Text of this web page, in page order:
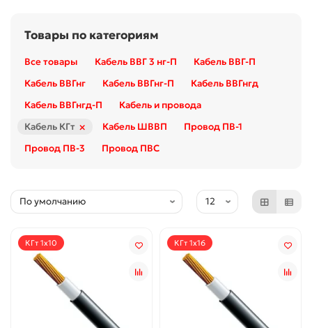
Товары по категориям
Все товары Кабель ВВГ 3 нг-П
Кабель ВВГ-П
Кабель ВВГнг
Кабель ВВГнг-П
Кабель ВВГнгд
Кабель ВВГнгд-П
Кабель и провода
Кабель КГт × Кабель ШВВП
Провод ПВ-1
Провод ПВ-3
Провод ПВС
КГт 1x10 КГт 1x16